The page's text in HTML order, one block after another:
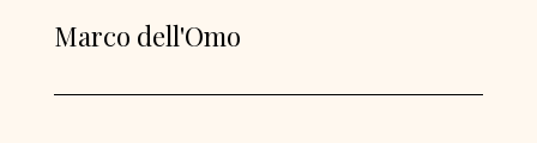
Marco dell'Omo